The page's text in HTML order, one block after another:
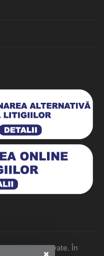
rezervate. În